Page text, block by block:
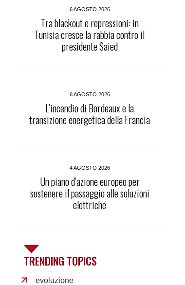
6 AGOSTO 2026
Tra blackout e repressioni: in
Tunisia cresce la rabbia contro il
presidente Saied
6 AGOSTO 2026
L’incendio di Bordeaux e la
transizione energetica della Francia
4 AGOSTO 2026
Un piano d’azione europeo per
sostenere il passaggio alle soluzioni
elettriche
TRENDING TOPICS
evoluzione